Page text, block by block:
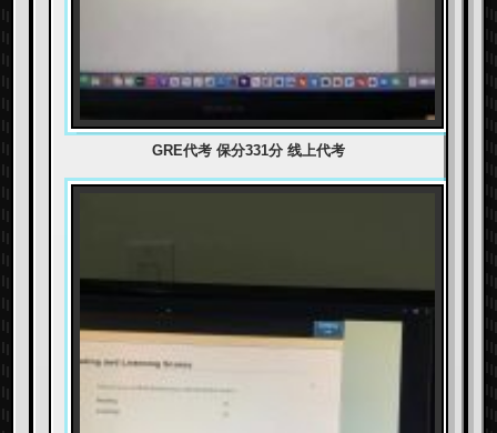
GRE代考 保分331分 线上代考